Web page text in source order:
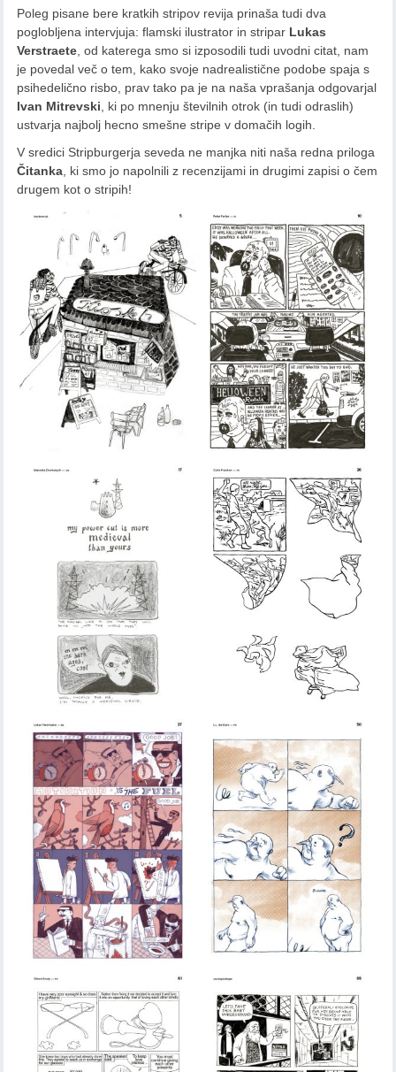
Poleg pisane bere kratkih stripov revija prinaša tudi dva
poglobljena intervjuja: flamski ilustrator in stripar Lukas
Verstraete , od katerega smo si izposodili tudi uvodni citat, nam
je povedal več o tem, kako svoje nadrealistične podobe spaja s
psihedelično risbo, prav tako pa je na naša vprašanja odgovarjal
Ivan Mitrevski , ki po mnenju številnih otrok (in tudi odraslih)
ustvarja najbolj hecno smešne stripe v domačih logih.
V sredici Stripburgerja seveda ne manjka niti naša redna priloga
Čitanka , ki smo jo napolnili z recenzijami in drugimi zapisi o čem
drugem kot o stripih!